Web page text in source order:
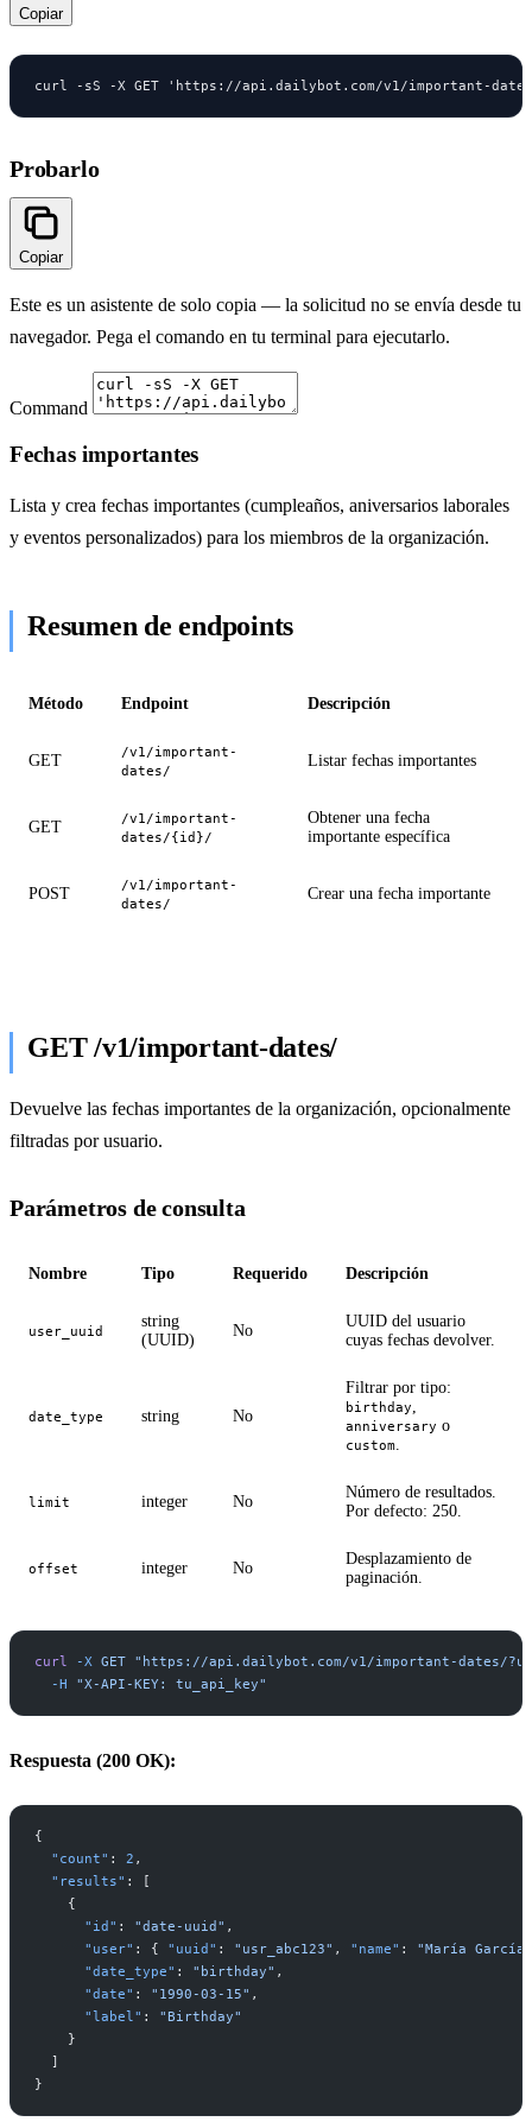
Copiar
curl -sS -X GET 'https://api.dailybot.com/v1/important-date/
Probarlo
Copiar
Este es un asistente de solo copia — la solicitud no se envía desde tu
navegador. Pega el comando en tu terminal para ejecutarlo.
Command
Fechas importantes
Lista y crea fechas importantes (cumpleaños, aniversarios laborales
y eventos personalizados) para los miembros de la organización.
Resumen de endpoints
Método Endpoint Descripción
GET
/v1/important-
dates/
Listar fechas importantes
GET
/v1/important-
dates/{id}/
Obtener una fecha
importante específica
POST
/v1/important-
dates/
Crear una fecha importante
GET /v1/important-dates/
Devuelve las fechas importantes de la organización, opcionalmente
filtradas por usuario.
Parámetros de consulta
Nombre Tipo Requerido Descripción
user_uuid
string
(UUID)
No
UUID del usuario
cuyas fechas devolver.
date_type string No
Filtrar por tipo:
birthday,
anniversary o
custom.
limit integer No
Número de resultados.
Por defecto: 250.
offset integer No
Desplazamiento de
paginación.
curl -X GET "https://api.dailybot.com/v1/important-dates/
  -H
"X-API-KEY: tu_api_key"
Respuesta (200 OK):
{
  "count"
: 2 ,
  "results"
: [
    {
      "id"
: "date-uuid" ,
      "user"
: { "uuid" : "usr_abc123" , "name" : "María García"
      "date_type"
: "birthday" ,
      "date"
: "1990-03-15" ,
      "label"
: "Birthday"
    }
  ]
}